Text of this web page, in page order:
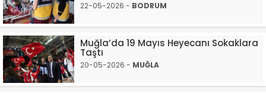
22-05-2026 - BODRUM
Muğla’da 19 Mayıs Heyecanı Sokaklara
Taştı
20-05-2026 - MUĞLA